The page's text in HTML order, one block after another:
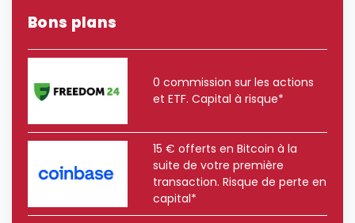
Bons plans
0 commission sur les actions
et ETF. Capital à risque*
15 € offerts en Bitcoin à la
suite de votre première
transaction. Risque de perte en
capital*